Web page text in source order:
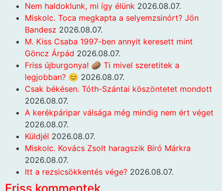
Nem haldoklunk, mi így élünk 2026.08.07.
Miskolc. Toca megkapta a selyemzsinórt? Jön
Bandesz 2026.08.07.
M. Kiss Csaba 1997-ben annyit keresett mint
Göncz Árpád 2026.08.07.
Friss újburgonya! 🥔 Ti mivel szeretitek a
legjobban? 😊 2026.08.07.
Csak békésen. Tóth-Szántai köszöntetet mondott
2026.08.07.
A kerékpáripar válsága még mindig nem ért véget
2026.08.07.
Küldjél 2026.08.07.
Miskolc. Kovács Zsolt haragszik Bíró Márkra
2026.08.07.
Itt a rezsicsökkentés vége? 2026.08.07.